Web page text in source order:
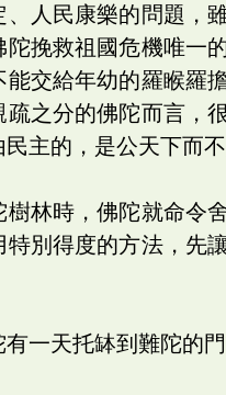
人民康樂的問題，
挽救祖國危機唯一
交給年幼的羅睺羅
之分的佛陀而言，
主的，是公天下而不
林時，佛陀就命令
別得度的方法，先
一天托缽到難陀的